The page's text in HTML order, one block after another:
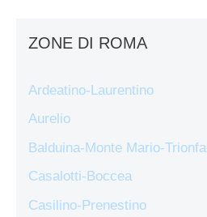
ZONE DI ROMA
Ardeatino-Laurentino
Aurelio
Balduina-Monte Mario-
Casalotti-Boccea
Casilino-Prenestino